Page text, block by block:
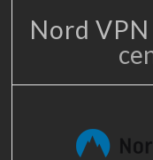
Nord VPN